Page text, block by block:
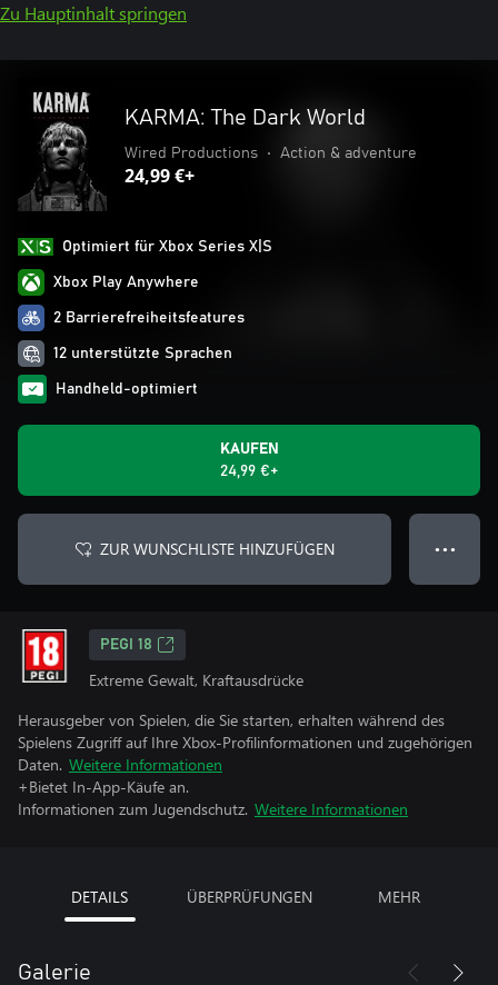
Zu Hauptinhalt springen
KARMA: The Dark World
Wired Productions • Action & adventure
24,99 €+
Optimiert für Xbox Series X|S
Xbox Play Anywhere
2 Barrierefreiheitsfeatures
12 unterstützte Sprachen
Handheld-optimiert
KAUFEN
24,99 €+
ZUR WUNSCHLISTE HINZUFÜGEN ● ● ●
PEGI 18
Extreme Gewalt, Kraftausdrücke
Herausgeber von Spielen, die Sie starten, erhalten während des
Spielens Zugriff auf Ihre Xbox-Profilinformationen und zugehörigen
Daten. Weitere Informationen
+Bietet In-App-Käufe an.
Informationen zum Jugendschutz. Weitere Informationen
DETAILS ÜBERPRÜFUNGEN MEHR
Galerie